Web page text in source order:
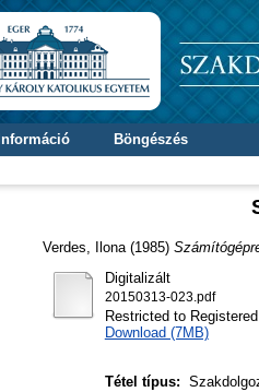
Információ
Böngészés
Verdes, Ilona (1985)
Digitalizált
20150313-023.pdf
Restricted to
Download (7MB)
Tétel típus: